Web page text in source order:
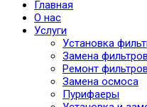
Главная
О нас
Услуги
Установка
Замена
Ремонт
Замена осмоса
Пурифаеры